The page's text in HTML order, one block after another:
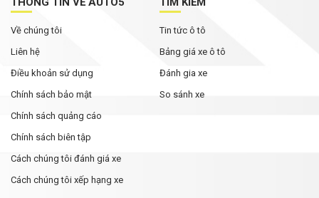
Về chúng tôi
Liên hệ
Điều khoản sử dụng
Chính sách bảo mật
Chính sách quảng cáo
Chính sách biên tập
Cách chúng tôi đánh giá xe
Cách chúng tôi xếp hạng xe
Tin tức ô tô
Bảng giá xe ô tô
Đánh gia xe
So sánh xe